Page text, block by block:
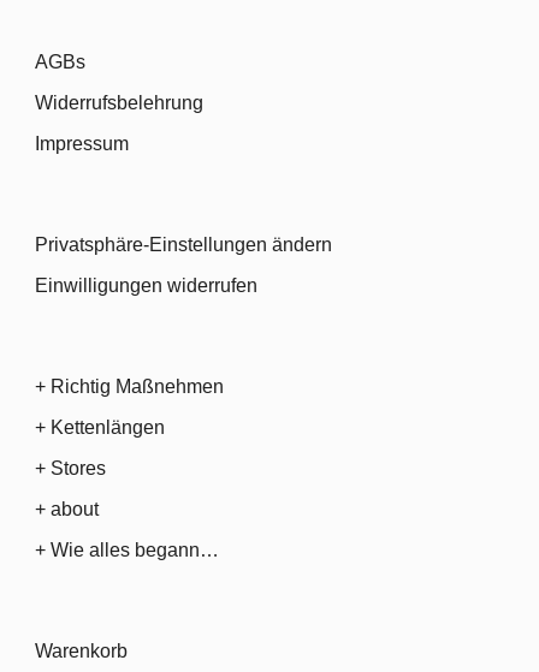
AGBs
Widerrufsbelehrung
Impressum
Privatsphäre-Einstellungen ändern
Einwilligungen widerrufen
+ Richtig Maßnehmen
+ Kettenlängen
+ Stores
+ about
+ Wie alles begann…
Warenkorb